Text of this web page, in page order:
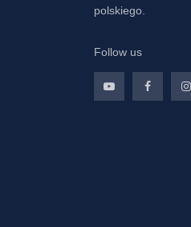
polskiego.
Follow us